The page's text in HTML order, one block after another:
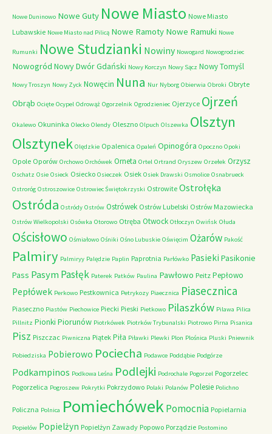
Nowe Duninowo Nowe Guty Nowe Miasto Nowe Miasto
Lubawskie Nowe Miasto nad Pilicą Nowe Ramoty Nowe Ramuki Nowe
Rumunki Nowe Studzianki Nowiny Nowogard Nowogrodziec
Nowogród Nowy Dwór Gdański Nowy Korczyn Nowy Sącz Nowy Tomyśl
Nowy Troszyn Nowy Zyck Nowęcin Nuna Nur Nyborg Obierwia Obroki Obryte
Obrąb Ocięte Ocypel Odrowąż Ogorzelnik Ogrodzieniec Ojerzyce Ojrzeń
Okalewo Okuninka Olecko Olendy Oleszno Olpuch Olszewka Olsztyn
Olsztynek Olędzkie Opalenica Opaleń Opinogóra Opoczno Opoki
Opole Oporów Orchowo Orchówek Orneta Ortel Ortrand Oryszew Orzełek Orzysz
Oschatz Osie Osieck Osiecko Osieczek Osiek Osiek Drawski Osmolice Osnabrueck
Ostroróg Ostroszowice Ostrowiec Świętokrzyski Ostrowite Ostrołęka
Ostróda Ostródy Ostrów Ostrówek Ostrów Lubelski Ostrów Mazowiecka
Ostrów Wielkopolski Osówka Otorowo Otręba Otwock Otłoczyn Owińsk Ołuda
Ościsłowo Ośmiałowo Ośniki Ośno Lubuskie Oświęcim Ożarów Pakość
Palmiry Palmiryy Palędzie Paplin Paprotnia Parłówko Pasieki Pasikonie
Pass PasymPasłęk Paterek Patków Paulina Pawłowo Peitz Pepłowo
Pepłówek Perkowo Pestkownica Petrykozy Piaecznica Piasecznica
Piaseczno Piastów Piechowice Piecki Pieski Pietkowo Pilaszków Pilawa Pilica
Pillnitz Pionki Piorunów Piotrkówek Piotrków Trybunalski Piotrowo Pirna Pisanica
Pisz Piszczac Piwniczna Piątek Piła Piławki Plewki Plon Plośnica Pluski Pniewnik
Pobiedziska Pobierowo Pociecha Podawce Poddąbie Podgórze
Podkampinos Podkowa Leśna Podlejki Podrochale Pogorzel Pogorzelec
Pogorzelica Pogroszew Pokrytki Pokrzydowo Polaki Polanów Polesie Polichno
Policzna Polnica PomiechówekPomocnia Popielarnia
Popielów Popielżyn Popielżyn Zawady Popowo Porządzie Postomino